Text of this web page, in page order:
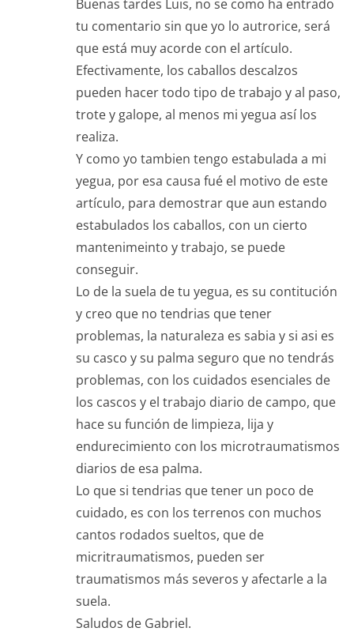
Buenas tardes Luis, no se como ha entrado
tu comentario sin que yo lo autrorice, será
que está muy acorde con el artículo.
Efectivamente, los caballos descalzos
pueden hacer todo tipo de trabajo y al paso,
trote y galope, al menos mi yegua así los
realiza.
Y como yo tambien tengo estabulada a mi
yegua, por esa causa fué el motivo de este
artículo, para demostrar que aun estando
estabulados los caballos, con un cierto
mantenimeinto y trabajo, se puede
conseguir.
Lo de la suela de tu yegua, es su contitución
y creo que no tendrias que tener
problemas, la naturaleza es sabia y si asi es
su casco y su palma seguro que no tendrás
problemas, con los cuidados esenciales de
los cascos y el trabajo diario de campo, que
hace su función de limpieza, lija y
endurecimiento con los microtraumatismos
diarios de esa palma.
Lo que si tendrias que tener un poco de
cuidado, es con los terrenos con muchos
cantos rodados sueltos, que de
micritraumatismos, pueden ser
traumatismos más severos y afectarle a la
suela.
Saludos de Gabriel.